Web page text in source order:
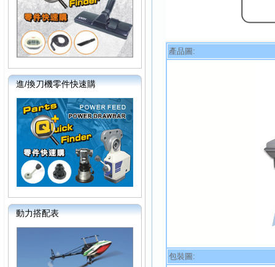
進/換刀機零件快速購
動力搭配表
產品圖:
包裝圖: